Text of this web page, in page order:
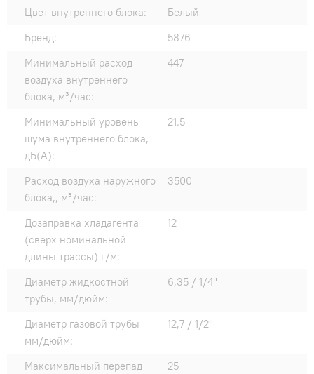
Цвет внутреннего блока:
Белый
Бренд:
5876
Минимальный расход
воздуха внутреннего
блока, м³/час:
447
Минимальный уровень
шума внутреннего блока,
дБ(А):
21.5
Расход воздуха наружного
блока,, м³/час:
3500
Дозаправка хладагента
(сверх номинальной
длины трассы) г/м:
12
Диаметр жидкостной
трубы, мм/дюйм:
6,35 / 1/4"
Диаметр газовой трубы
мм/дюйм:
12,7 / 1/2"
Максимальный перепад
25